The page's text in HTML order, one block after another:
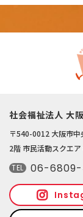
社会福祉法人 大
〒540-0012 大阪市
2階 市民活動スクエア
TEL 06-6809-